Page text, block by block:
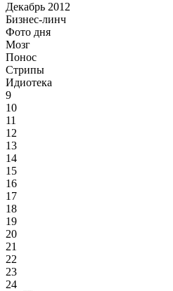
Декабрь 2012
Бизнес-линч
Фото дня
Мозг
Понос
Стрипы
Идиотека
9
10
11
12
13
14
15
16
17
18
19
20
21
22
23
24